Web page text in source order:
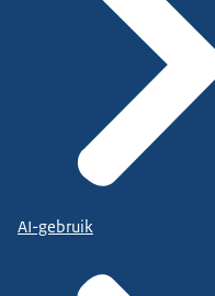
AI-gebruik